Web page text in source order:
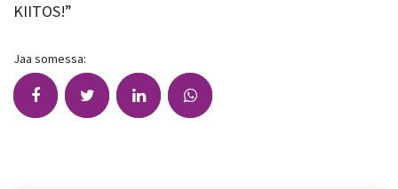
KIITOS!”
Jaa somessa: